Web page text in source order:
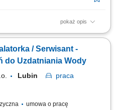
pokaż opis
do uzdatniania i oczyszczania
/ Serwisant -
do Uzdatniania Wody
Lubin
praca
umowa o pracę